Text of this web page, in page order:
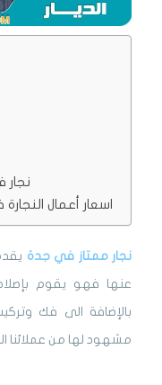
نجار
اسعار أعمال
نجار ممتاز في جدة
عنها فهو يقوم
بالإضافة الى فك
مشهود لها من عملائنا